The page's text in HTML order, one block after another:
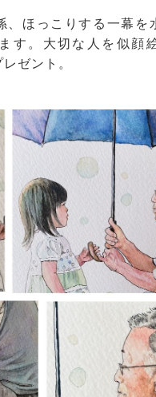
、ほっこりする一幕を
す。大切な人を似顔
ゼント。